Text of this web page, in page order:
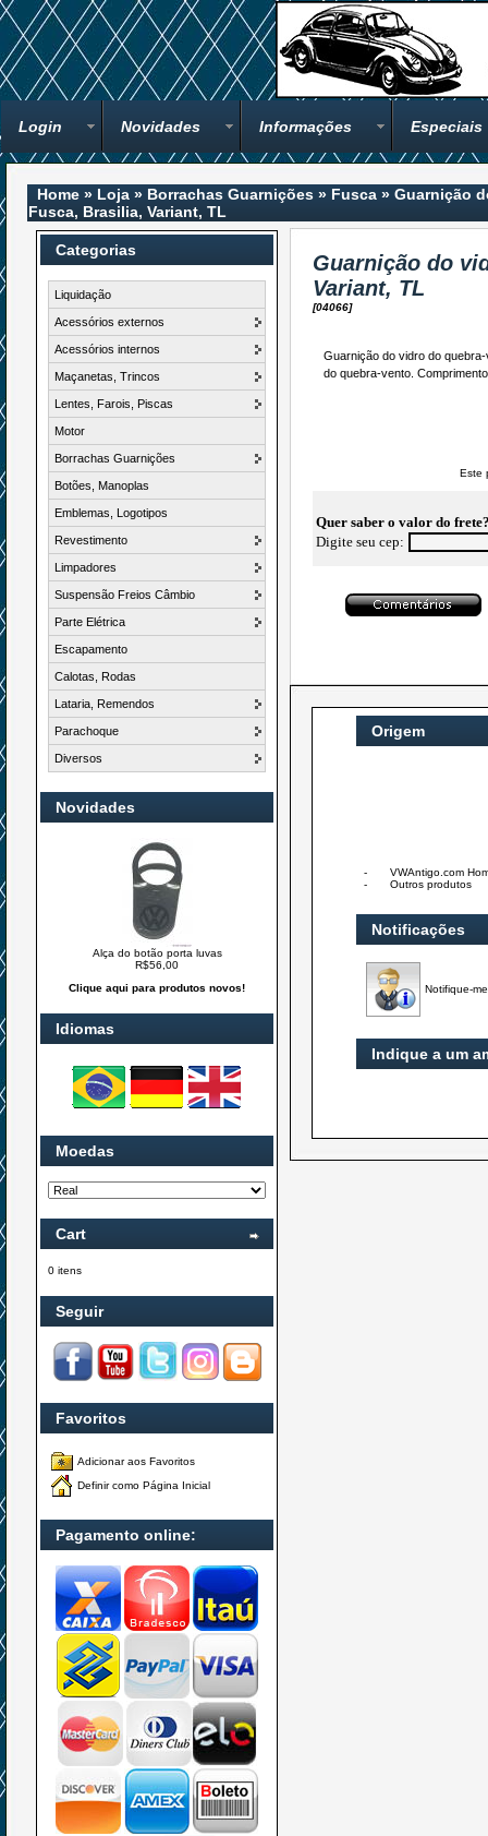
Login Novidades Informações Especiais
Home » Loja » Borrachas Guarnições » Fusca » Guarnição
Fusca, Brasilia, Variant, TL
Categorias
Liquidação
Acessórios externos
Acessórios internos
Maçanetas, Trincos
Lentes, Farois, Piscas
Motor
Borrachas Guarnições
Botões, Manoplas
Emblemas, Logotipos
Revestimento
Limpadores
Suspensão Freios Câmbio
Parte Elétrica
Escapamento
Calotas, Rodas
Lataria, Remendos
Parachoque
Diversos
Novidades
Alça do botão porta luvas
R$56,00
Clique aqui para produtos novos!
Idiomas
Moedas
Cart
0 itens
Seguir
Favoritos
Adicionar aos Favoritos
Definir como Página Inicial
Pagamento online:
Guarnição do
Variant, TL
[04066]
Guarnição do vidro do
do quebra-vento.
Este
Quer saber o valor do
Digite seu cep:
Origem
-
VWAntigo.com
-
Outros produtos
Notificações
Notifique-
Indique a um